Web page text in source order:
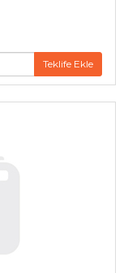
Teklife Ekle